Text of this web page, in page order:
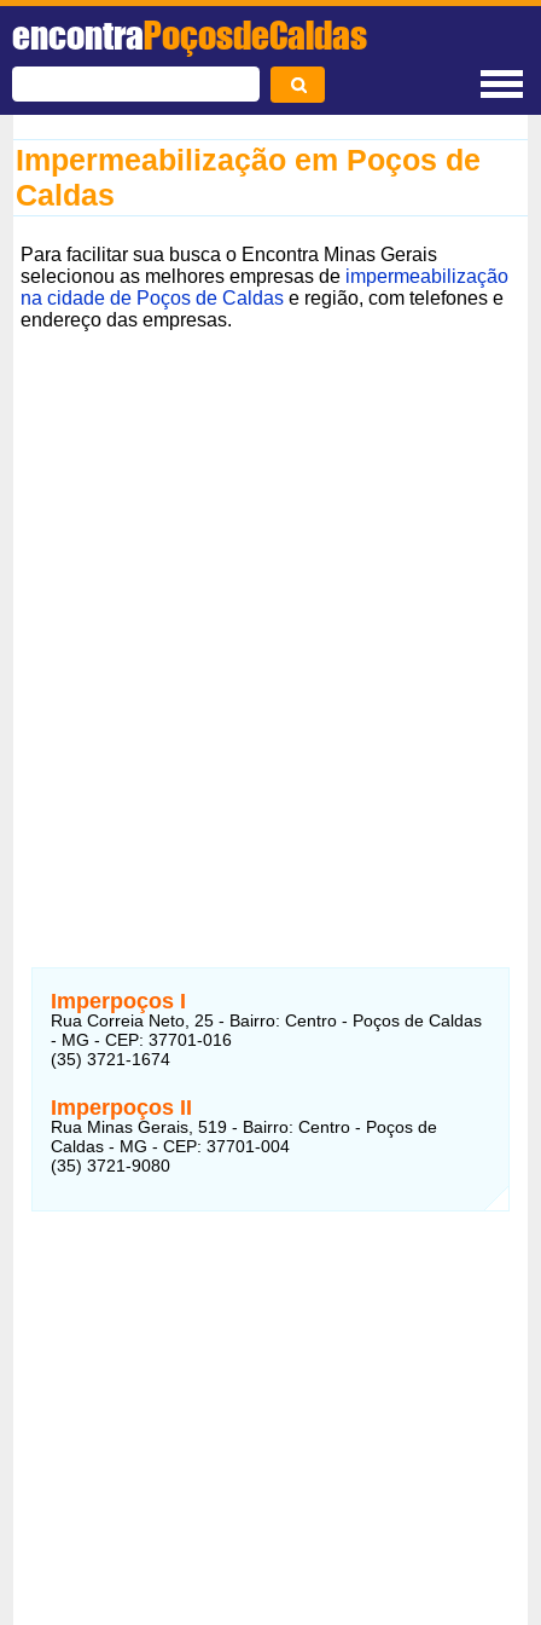
encontraPoçosdeCaldas
Impermeabilização em Poços de
Caldas
Para facilitar sua busca o Encontra Minas Gerais
selecionou as melhores empresas de impermeabilização
na cidade de Poços de Caldas e região, com telefones e
endereço das empresas.
Imperpoços I
Rua Correia Neto, 25 - Bairro: Centro - Poços de Caldas
- MG - CEP: 37701-016
(35) 3721-1674
Imperpoços II
Rua Minas Gerais, 519 - Bairro: Centro - Poços de
Caldas - MG - CEP: 37701-004
(35) 3721-9080